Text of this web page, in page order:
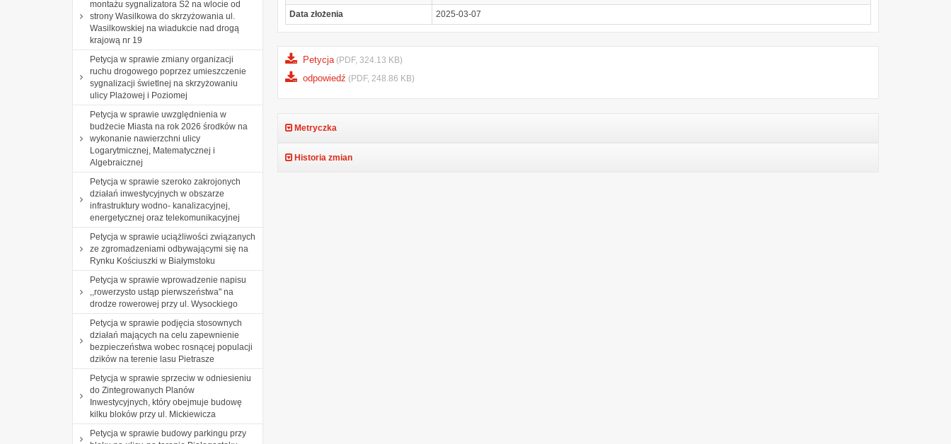
montażu sygnalizatora S2 na wlocie od
strony Wasilkowa do skrzyżowania ul.
Wasilkowskiej na wiadukcie nad drogą
krajową nr 19
Petycja w sprawie zmiany organizacji
ruchu drogowego poprzez umieszczenie
sygnalizacji świetlnej na skrzyżowaniu
ulicy Plażowej i Poziomej
Petycja w sprawie uwzględnienia w
budżecie Miasta na rok 2026 środków na
wykonanie nawierzchni ulicy
Logarytmicznej, Matematycznej i
Algebraicznej
Petycja w sprawie szeroko zakrojonych
działań inwestycyjnych w obszarze
infrastruktury wodno- kanalizacyjnej,
energetycznej oraz telekomunikacyjnej
Petycja w sprawie uciążliwości związanych
ze zgromadzeniami odbywającymi się na
Rynku Kościuszki w Białymstoku
Petycja w sprawie wprowadzenie napisu
,,rowerzysto ustąp pierwszeństwa" na
drodze rowerowej przy ul. Wysockiego
Petycja w sprawie podjęcia stosownych
działań mających na celu zapewnienie
bezpieczeństwa wobec rosnącej populacji
dzików na terenie lasu Pietrasze
Petycja w sprawie sprzeciw w odniesieniu
do Zintegrowanych Planów
Inwestycyjnych, który obejmuje budowę
kilku bloków przy ul. Mickiewicza
Petycja w sprawie budowy parkingu przy
Data złożenia
2025-03-07
Petycja (PDF, 324.13 KB)
odpowiedź (PDF, 248.86 KB)
Metryczka
Historia zmian